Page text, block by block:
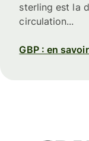
sterling est la
circulation...
GBP : en